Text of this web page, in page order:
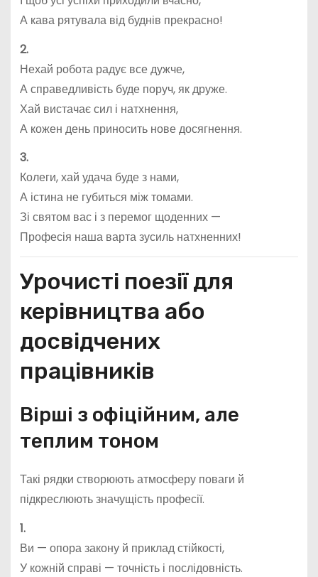
А кава рятувала від буднів прекрасно!
2.
Нехай робота радує все дужче,
А справедливість буде поруч, як друже.
Хай вистачає сил і натхнення,
А кожен день приносить нове досягнення.
3.
Колеги, хай удача буде з нами,
А істина не губиться між томами.
Зі святом вас і з перемог щоденних —
Професія наша варта зусиль натхненних!
Урочисті поезії для
керівництва або
досвідчених
працівників
Вірші з офіційним, але
теплим тоном
Такі рядки створюють атмосферу поваги й
підкреслюють значущість професії.
1.
Ви — опора закону й приклад стійкості,
У кожній справі — точність і послідовність.